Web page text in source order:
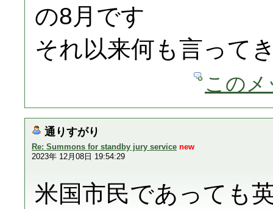
の8月です
それ以来何も言って
この
通りすがり
Re: Summons for standby jury service new
2023年 12月08日 19:54:29
米国市民であっても